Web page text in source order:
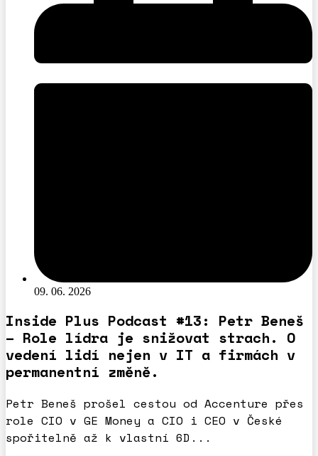
09. 06. 2026
Inside Plus Podcast #13: Petr Beneš
– Role lídra je snižovat strach. O
vedení lidí nejen v IT a firmách v
permanentní změně.
Petr Beneš prošel cestou od Accenture přes
role CIO v GE Money a CIO i CEO v České
spořitelně až k vlastní 6D...